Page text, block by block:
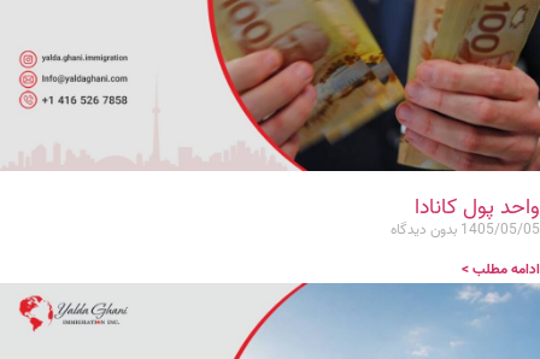
واحد پول کانادا
1405/05/05 بدون دیدگاه
ادامه مطلب >